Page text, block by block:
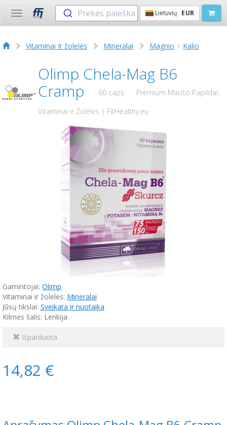
Toggle
navigation
Prekės paieška Lietuvių EUR
Vitaminai Ir žolelės Mineralai Magnio + Kalio
Olimp Chela-Mag B6
Cramp
60 caps
Premium Maisto Papildai,
Vitaminai ir Žolelės | FitHealthy.eu
Gamintojai: Olimp
Vitaminai ir žolelės: Mineralai
Jūsų tikslai: Sveikata ir nuotaika
Kilmės šalis: Lenkija
Išparduota
14,82 €